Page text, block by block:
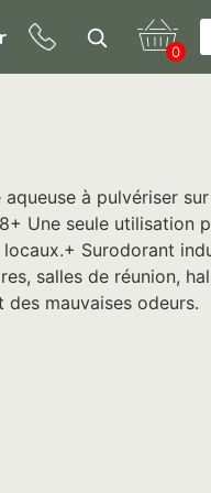
0
à pulvériser
Une seule utilisation
Surodorant
salles de réunion,
mauvaises odeurs.